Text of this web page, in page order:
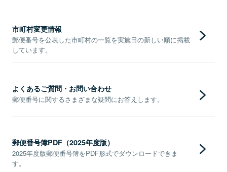
市町村変更情報
郵便番号を公表した市町村の一覧を実施日の新しい順に掲載
しています。
よくあるご質問・お問い合わせ
郵便番号に関するさまざまな疑問にお答えします。
郵便番号簿PDF（2025年度版）
2025年度版郵便番号簿をPDF形式でダウンロードできま
す。